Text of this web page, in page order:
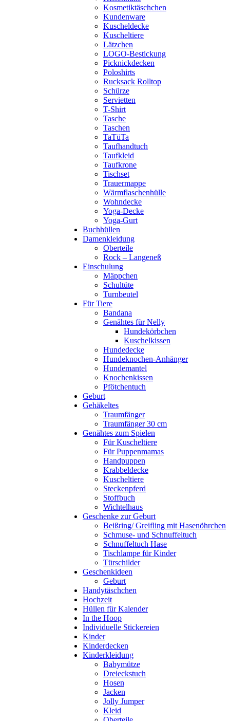
Kosmetiktäschchen
Kundenware
Kuscheldecke
Kuscheltiere
Lätzchen
LOGO-Bestickung
Picknickdecken
Poloshirts
Rucksack Rolltop
Schürze
Servietten
T-Shirt
Tasche
Taschen
TaTüTa
Taufhandtuch
Taufkleid
Taufkrone
Tischset
Trauermappe
Wärmflaschenhülle
Wohndecke
Yoga-Decke
Yoga-Gurt
Buchhüllen
Damenkleidung
Oberteile
Rock – Langeneß
Einschulung
Mäppchen
Schultüte
Turnbeutel
Für Tiere
Bandana
Genähtes für Nelly
Hundekörbchen
Kuschelkissen
Hundedecke
Hundeknochen-Anhänger
Hundemantel
Knochenkissen
Pfötchentuch
Geburt
Gehäkeltes
Traumfänger
Traumfänger 30 cm
Genähtes zum Spielen
Für Kuscheltiere
Für Puppenmamas
Handpuppen
Krabbeldecke
Kuscheltiere
Steckenpferd
Stoffbuch
Wichtelhaus
Geschenke zur Geburt
Beißring/ Greifling mit Hasenöhrchen
Schmuse- und Schnuffeltuch
Schnuffeltuch Hase
Tischlampe für Kinder
Türschilder
Geschenkideen
Geburt
Handytäschchen
Hochzeit
Hüllen für Kalender
In the Hoop
Individuelle Stickereien
Kinder
Kinderdecken
Kinderkleidung
Babymütze
Dreieckstuch
Hosen
Jacken
Jolly Jumper
Kleid